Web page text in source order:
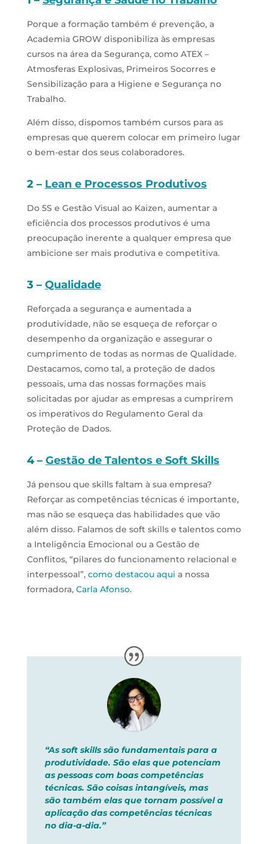
Porque a formação também é prevenção, a
Academia GROW disponibiliza às empresas
cursos na área da Segurança, como ATEX –
Atmosferas Explosivas, Primeiros Socorres e
Sensibilização para a Higiene e Segurança no
Trabalho.
Além disso, dispomos também cursos para as
empresas que querem colocar em primeiro lugar
o bem-estar dos seus colaboradores.
2 – Lean e Processos Produtivos
Do 5S e Gestão Visual ao Kaizen, aumentar a
eficiência dos processos produtivos é uma
preocupação inerente a qualquer empresa que
ambicione ser mais produtiva e competitiva.
3 – Qualidade
Reforçada a segurança e aumentada a
produtividade, não se esqueça de reforçar o
desempenho da organização e assegurar o
cumprimento de todas as normas de Qualidade.
Destacamos, como tal, a proteção de dados
pessoais, uma das nossas formações mais
solicitadas por ajudar as empresas a cumprirem
os imperativos do Regulamento Geral da
Proteção de Dados.
4 – Gestão de Talentos e Soft Skills
Já pensou que skills faltam à sua empresa?
Reforçar as competências técnicas é importante,
mas não se esqueça das habilidades que vão
além disso. Falamos de soft skills e talentos como
a Inteligência Emocional ou a Gestão de
Conflitos, “pilares do funcionamento relacional e
interpessoal”, como destacou aqui a nossa
formadora, Carla Afonso.
“As soft skills são fundamentais para a
produtividade. São elas que potenciam
as pessoas com boas competências
técnicas. São coisas intangíveis, mas
são também elas que tornam possível a
aplicação das competências técnicas
no dia-a-dia.”